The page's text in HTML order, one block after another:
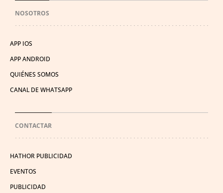
NOSOTROS
APP IOS
APP ANDROID
QUIÉNES SOMOS
CANAL DE WHATSAPP
CONTACTAR
HATHOR PUBLICIDAD
EVENTOS
PUBLICIDAD